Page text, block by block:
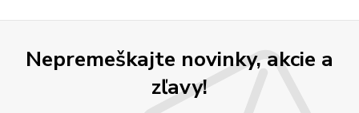
Nepremeškajte novinky, akcie a
zľavy!